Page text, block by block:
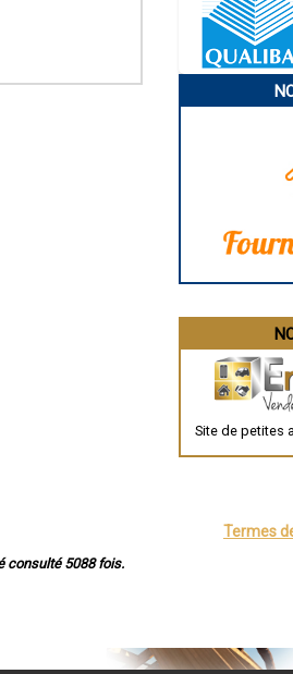
consulté 5088 fois.
Gap
Charleville-
Pamiers
Narbonne
Brive-la-Gaillarde
Guéret
Besançon
Évreux
Chartres
Nîmes
Auch
Grenoble
Orléans
Cahors
Site de petites
Termes